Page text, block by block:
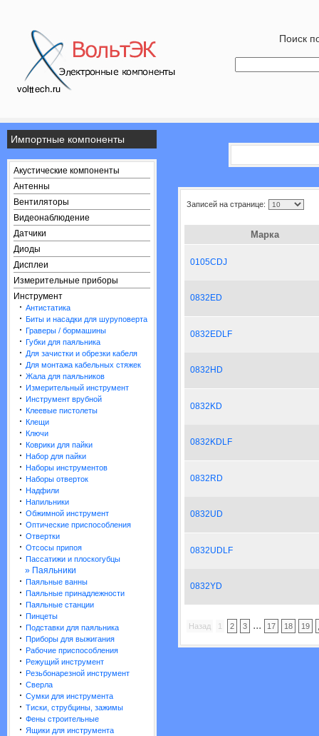
Поиск
Импортные компоненты
Акустические компоненты
Антенны
Вентиляторы
Видеонаблюдение
Датчики
Диоды
Дисплеи
Измерительные приборы
Инструмент
· Антистатика
· Биты и насадки для шуруповерта
· Граверы / бормашины
· Губки для паяльника
· Для зачистки и обрезки кабеля
· Для монтажа кабельных стяжек
· Жала для паяльников
· Измерительный инструмент
· Инструмент врубной
· Клеевые пистолеты
· Клещи
· Ключи
· Коврики для пайки
· Набор для пайки
· Наборы инструментов
· Наборы отверток
· Надфили
· Напильники
· Обжимной инструмент
· Оптические приспособления
· Отвертки
· Отсосы припоя
· Пассатижи и плоскогубцы
» Паяльники
· Паяльные ванны
· Паяльные принадлежности
· Паяльные станции
· Пинцеты
· Подставки для паяльника
· Приборы для выжигания
· Рабочие приспособления
· Режущий инструмент
· Резьбонарезной инструмент
· Сверла
· Сумки для инструмента
· Тиски, струбцины, зажимы
· Фены строительные
· Ящики для инструмента
Записей на странице:
Марка
0105CDJ
0832ED
0832EDLF
0832HD
0832KD
0832KDLF
0832RD
0832UD
0832UDLF
0832YD
Назад 1 2 3 ... 17 18 19